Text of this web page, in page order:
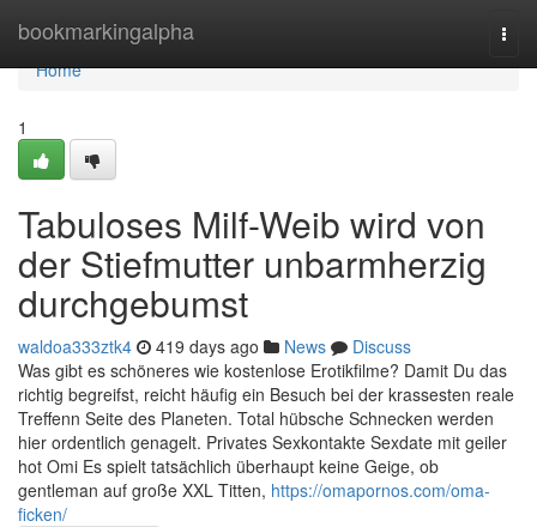
bookmarkingalpha
Home
Home
1
Tabuloses Milf-Weib wird von
der Stiefmutter unbarmherzig
durchgebumst
waldoa333ztk4 419 days ago News
Discuss
Was gibt es schöneres wie kostenlose Erotikfilme? Damit Du das
richtig begreifst, reicht häufig ein Besuch bei der krassesten reale
Treffenn Seite des Planeten. Total hübsche Schnecken werden
hier ordentlich genagelt. Privates Sexkontakte Sexdate mit geiler
hot Omi Es spielt tatsächlich überhaupt keine Geige, ob
gentleman auf große XXL Titten, https://omapornos.com/oma-
ficken/